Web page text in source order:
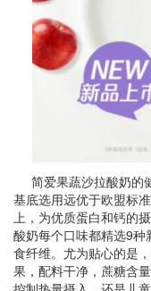
简爱果蔬沙拉酸奶的
基底选用远优于欧盟标
上，为优质蛋白和钙的
酸奶每个口味都精选9
食纤维。尤为贴心的是
果，配料干净，蔗糖含